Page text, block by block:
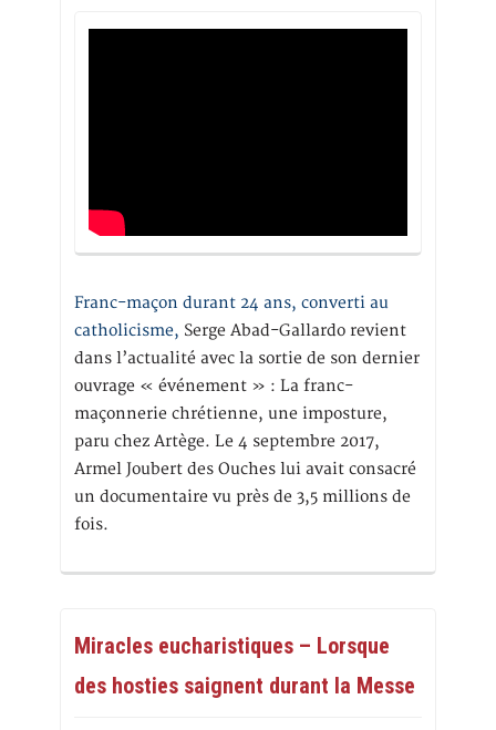
Franc-maçon durant 24 ans, converti au
catholicisme, Serge Abad-Gallardo revient
dans l’actualité avec la sortie de son dernier
ouvrage « événement » : La franc-
maçonnerie chrétienne, une imposture,
paru chez Artège. Le 4 septembre 2017,
Armel Joubert des Ouches lui avait consacré
un documentaire vu près de 3,5 millions de
fois.
Miracles eucharistiques – Lorsque
des hosties saignent durant la Messe